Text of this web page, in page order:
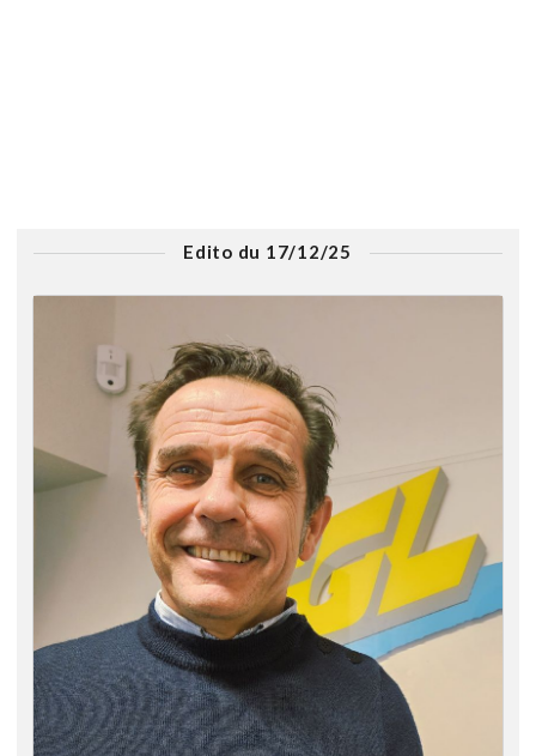
Edito du 17/12/25